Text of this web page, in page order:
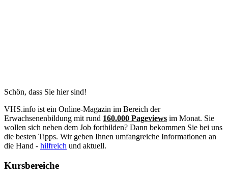
Schön, dass Sie hier sind!
VHS.info ist ein Online-Magazin im Bereich der
Erwachsenenbildung mit rund 160.000 Pageviews im Monat. Sie
wollen sich neben dem Job fortbilden? Dann bekommen Sie bei uns
die besten Tipps. Wir geben Ihnen umfangreiche Informationen an
die Hand - hilfreich und aktuell.
Kursbereiche